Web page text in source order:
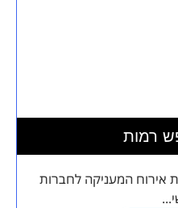
רמות
אירוח המעניקה לחברות